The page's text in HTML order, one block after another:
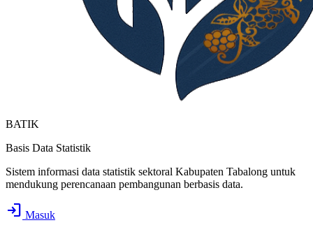
BATIK
Basis Data Statistik
Sistem informasi data statistik sektoral Kabupaten Tabalong untuk
mendukung perencanaan pembangunan berbasis data.
login Masuk